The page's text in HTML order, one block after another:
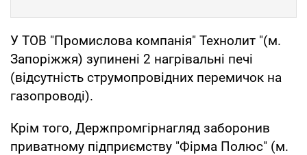
У ТОВ "Промислова компанія" Технолит "(м.
Запоріжжя) зупинені 2 нагрівальні печі
(відсутність струмопровідних перемичок на
газопроводі).
Крім того, Держпромгірнагляд заборонив
приватному підприємству "Фірма Полюс" (м.